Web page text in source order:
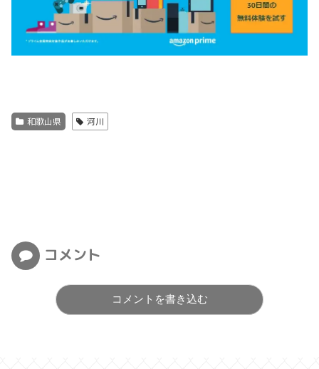
和歌山県 河川
コメント
コメントを書き込む